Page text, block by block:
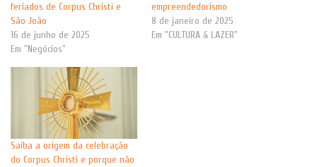
feriados de Corpus Christi e
São João
16 de junho de 2025
Em "Negócios"
empreendedorismo
8 de janeiro de 2025
Em "CULTURA & LAZER"
Saiba a origem da celebração
do Corpus Christi e porque não